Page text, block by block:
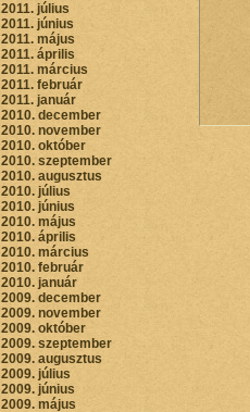
2011. július
2011. június
2011. május
2011. április
2011. március
2011. február
2011. január
2010. december
2010. november
2010. október
2010. szeptember
2010. augusztus
2010. július
2010. június
2010. május
2010. április
2010. március
2010. február
2010. január
2009. december
2009. november
2009. október
2009. szeptember
2009. augusztus
2009. július
2009. június
2009. május